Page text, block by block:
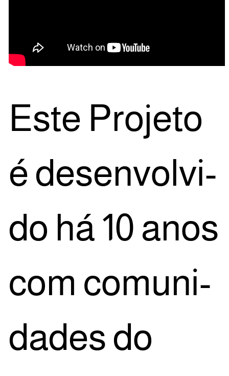
Este Pro­je­to
é desen­vol­vi­
do há 10 anos
com comu­ni­
da­des do